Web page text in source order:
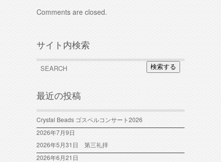
Comments are closed.
サイト内検索
検索する
最近の投稿
Crystal Beads ゴスペルコンサート2026
2026年7月9日
2026年5月31日 第三礼拝
2026年6月21日